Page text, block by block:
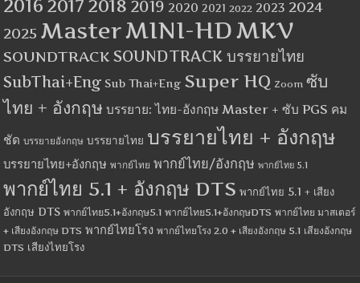
2016 2017 2018 2019 2020 2021 2022 2023 2024
2025 MasterMINI-HDMKV
SOUNDTRACK SOUNDTRACK บรรยายไทย
SubThai+Eng Sub Thai+Eng Super HQ Zoom ซับ
ไทย + อังกฤษ บรรยาย: ไทย-อังกฤษ Master + ซับ PGS คม
ชัด บรรยายอังกฤษ บรรยายไทย บรรยายไทย + อังกฤษ
บรรยายไทย+อังกฤษ พากย์ไทย พากย์ไทย/อังกฤษ พากย์ไทย 5.1
พากย์ไทย 5.1 + อังกฤษ DTS พากย์ไทย 5.1 + เสียง
อังกฤษ DTS พากย์ไทย5.1+อังกฤษ5.1 พากย์ไทย5.1+อังกฤษDTS พากย์ไทย มาสเตอร์
+ เสียงอังกฤษ DTS พากย์ไทยโรง พากย์ไทยโรง 2.0 + เสียงอังกฤษ 5.1 เสียงอังกฤษ
DTS เสียงไทยโรง